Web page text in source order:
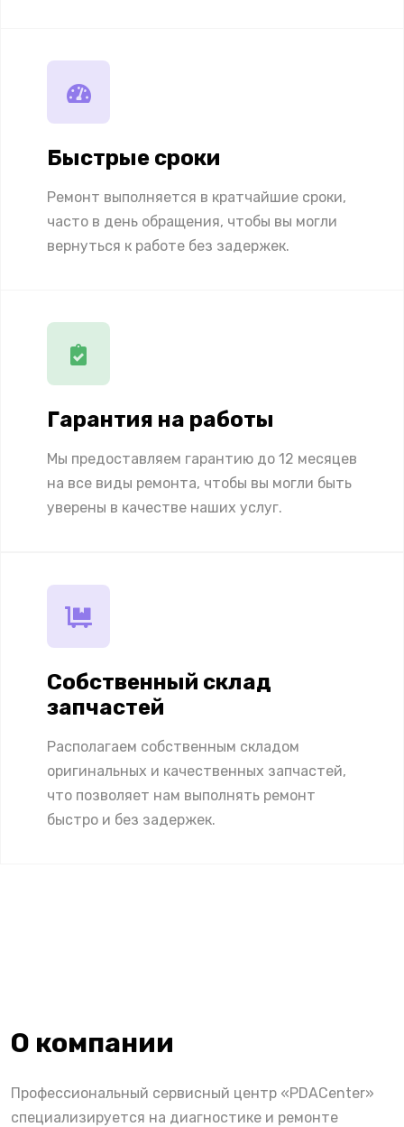
Быстрые сроки
Ремонт выполняется в кратчайшие сроки,
часто в день обращения, чтобы вы могли
вернуться к работе без задержек.
Гарантия на работы
Мы предоставляем гарантию до 12 месяцев
на все виды ремонта, чтобы вы могли быть
уверены в качестве наших услуг.
Собственный склад
запчастей
Располагаем собственным складом
оригинальных и качественных запчастей,
что позволяет нам выполнять ремонт
быстро и без задержек.
О компании
Профессиональный сервисный центр «PDACenter»
специализируется на диагностике и ремонте